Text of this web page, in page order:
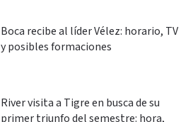
Boca recibe al líder Vélez: horario, TV
y posibles formaciones
River visita a Tigre en busca de su
primer triunfo del semestre: hora,